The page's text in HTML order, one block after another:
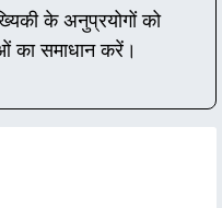
के अनुप्रयोगों को
का समाधान करें।